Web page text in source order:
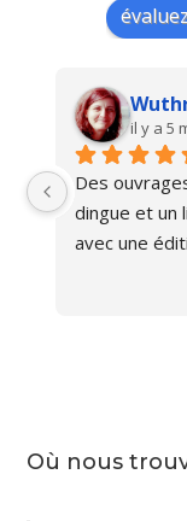
il y a 5
Des
dingue et un
avec une
Où nous